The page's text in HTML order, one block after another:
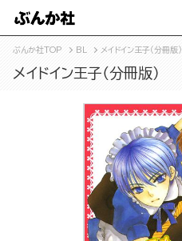
ぶんか社TOP BL メイドイン王子（分冊版）
メイドイン王子（分冊版）